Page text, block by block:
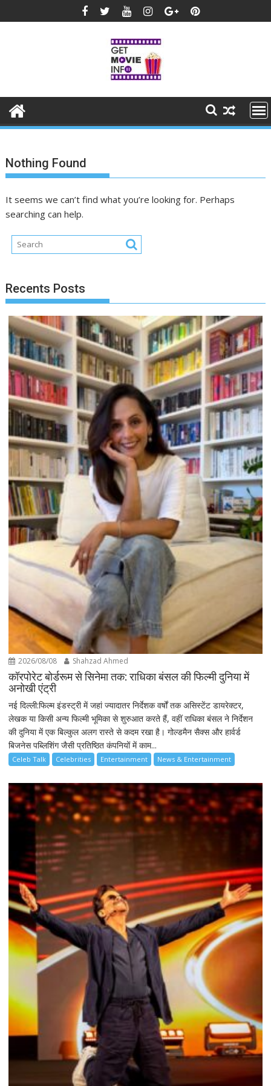
to
Nothing Found
It seems we can’t find what you’re looking for. Perhaps
searching can help.
Recents Posts
2026/08/08 Shahzad Ahmed
कॉरपोरेट बोर्डरूम से सिनेमा तक: राधिका बंसल की फिल्मी दुनिया में
अनोखी एंट्री
नई दिल्ली:फिल्म इंडस्ट्री में जहां ज्यादातर निर्देशक वर्षों तक असिस्टेंट डायरेक्टर,
लेखक या किसी अन्य फिल्मी भूमिका से शुरुआत करते हैं, वहीं राधिका बंसल ने निर्देशन
की दुनिया में एक बिल्कुल अलग रास्ते से कदम रखा है। गोल्डमैन सैक्स और हार्वर्ड
बिजनेस पब्लिशिंग जैसी प्रतिष्ठित कंपनियों में काम...
Celeb Talk Celebrities Entertainment News & Entertainment